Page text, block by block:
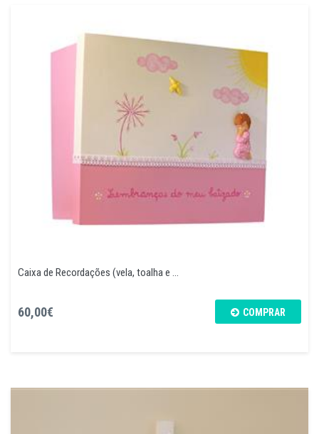
Caixa de Recordações (vela, toalha e ...
60,00€ COMPRAR